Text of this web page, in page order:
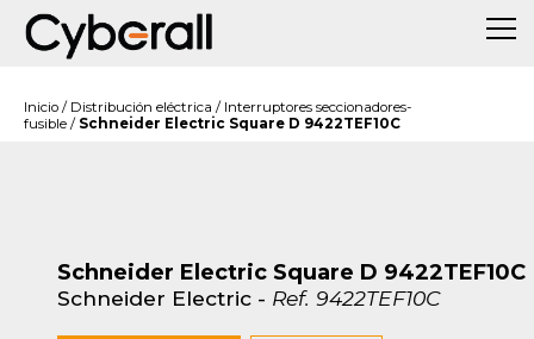
Inicio / Distribución eléctrica / Interruptores seccionadores-
fusible / Schneider Electric Square D 9422TEF10C
Schneider Electric Square D 9422TEF10C
Schneider Electric - Ref. 9422TEF10C